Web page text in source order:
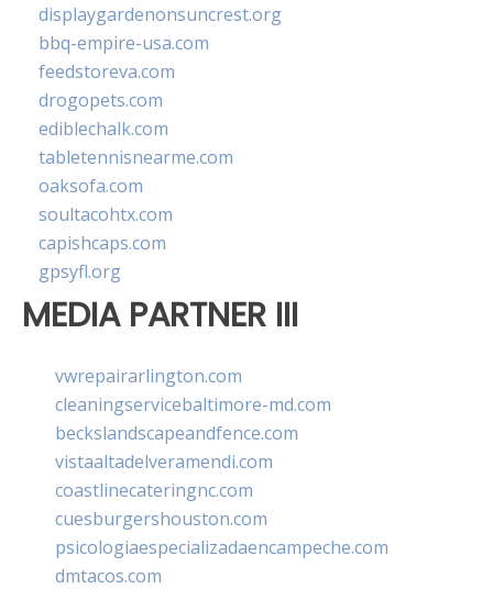
displaygardenonsuncrest.org
bbq-empire-usa.com
feedstoreva.com
drogopets.com
ediblechalk.com
tabletennisnearme.com
oaksofa.com
soultacohtx.com
capishcaps.com
gpsyfl.org
MEDIA PARTNER III
vwrepairarlington.com
cleaningservicebaltimore-md.com
beckslandscapeandfence.com
vistaaltadelveramendi.com
coastlinecateringnc.com
cuesburgershouston.com
psicologiaespecializadaencampeche.com
dmtacos.com